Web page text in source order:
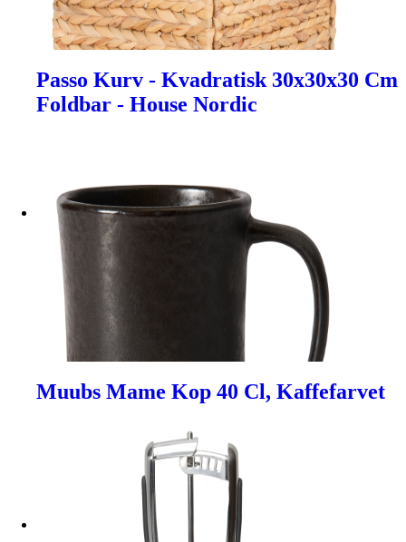
Passo Kurv - Kvadratisk 30x30x30 Cm
Foldbar - House Nordic
Muubs Mame Kop 40 Cl, Kaffefarvet